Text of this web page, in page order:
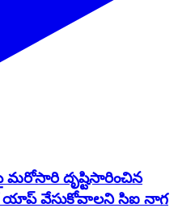
దృష్టిసారించిన
యాప్ వేసుకోవాలని సిఐ నాగ